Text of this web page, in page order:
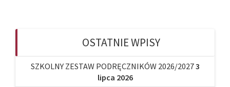
OSTATNIE WPISY
SZKOLNY ZESTAW PODRĘCZNIKÓW 2026/20273
lipca 2026